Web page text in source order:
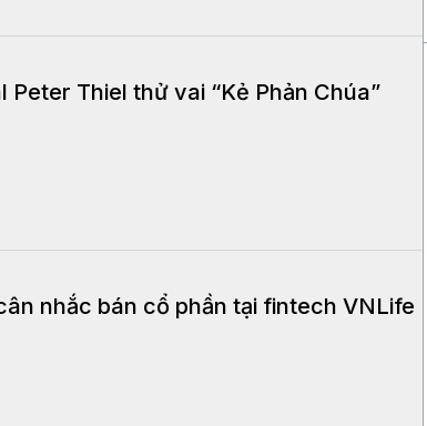
Peter Thiel thử vai “Kẻ Phản Chúa”
nhắc bán cổ phần tại fintech VNLife